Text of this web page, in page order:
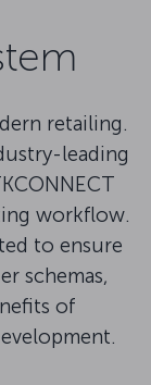
retailing.
leading
workflow.
to ensure
schemas,
of